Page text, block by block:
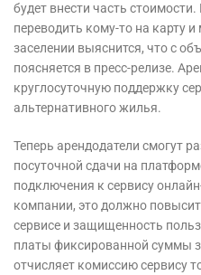
будет внести часть
переводить кому-то на карту
заселении выяснится, что с
поясняется в пресс-релизе.
круглосуточную поддержку
альтернативного жилья.
Теперь арендодатели смогут
посуточной сдачи на
подключения к сервису
компании, это должно
сервисе и защищенность
платы фиксированной суммы
отчисляет комиссию сервису